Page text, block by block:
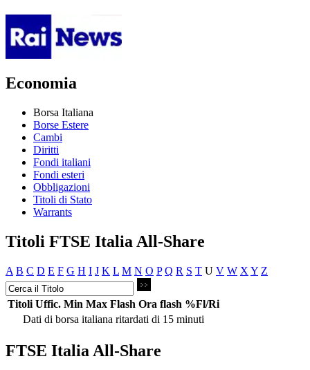
Economia
Borsa Italiana
Borse Estere
Cambi
Diritti
Fondi italiani
Fondi esteri
Obbligazioni
Titoli di Stato
Warrants
Titoli FTSE Italia All-Share
A B C D E F G H I J K L M N O P Q R S T U V W X Y Z
Titoli Uffic. Min Max Flash Ora flash %Fl/Ri
Dati di borsa italiana ritardati di 15 minuti
FTSE Italia All-Share